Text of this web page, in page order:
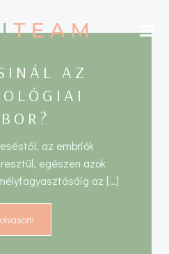
to
content
AZ
az embriók
egészen azok
az […]